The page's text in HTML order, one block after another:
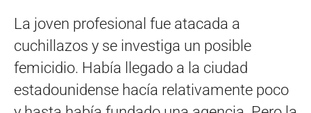
La joven profesional fue atacada a
cuchillazos y se investiga un posible
femicidio. Había llegado a la ciudad
estadounidense hacía relativamente poco